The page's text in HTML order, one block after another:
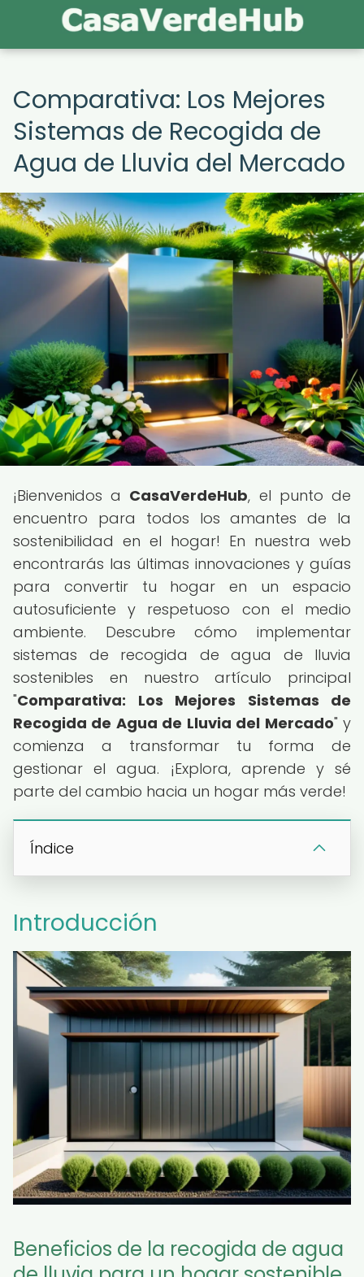
Comparativa: Los Mejores
Sistemas de Recogida de
Agua de Lluvia del Mercado
¡Bienvenidos a CasaVerdeHub, el punto de
encuentro para todos los amantes de la
sostenibilidad en el hogar! En nuestra web
encontrarás las últimas innovaciones y guías
para convertir tu hogar en un espacio
autosuficiente y respetuoso con el medio
ambiente. Descubre cómo implementar
sistemas de recogida de agua de lluvia
sostenibles en nuestro artículo principal
"Comparativa: Los Mejores Sistemas de
Recogida de Agua de Lluvia del Mercado" y
comienza a transformar tu forma de
gestionar el agua. ¡Explora, aprende y sé
parte del cambio hacia un hogar más verde!
Índice
Introducción
Beneficios de la recogida de agua